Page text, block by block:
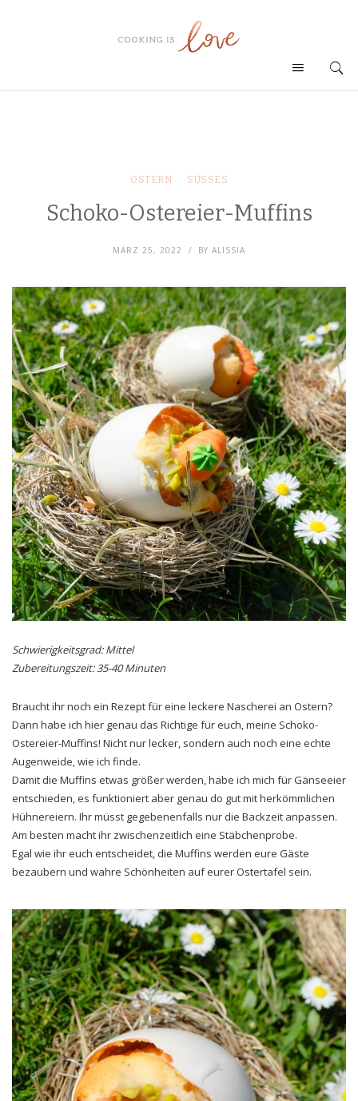
OSTERN SÜSSES
Schoko-Ostereier-Muffins
MÄRZ 25, 2022 BY ALISSIA
Schwierigkeitsgrad: Mittel
Zubereitungszeit: 35-40 Minuten
Braucht ihr noch ein Rezept für eine leckere Nascherei an Ostern?
Dann habe ich hier genau das Richtige für euch, meine Schoko-
Ostereier-Muffins! Nicht nur lecker, sondern auch noch eine echte
Augenweide, wie ich finde.
Damit die Muffins etwas größer werden, habe ich mich für Gänseeier
entschieden, es funktioniert aber genau do gut mit herkömmlichen
Hühnereiern. Ihr müsst gegebenenfalls nur die Backzeit anpassen.
Am besten macht ihr zwischenzeitlich eine Stäbchenprobe.
Egal wie ihr euch entscheidet, die Muffins werden eure Gäste
bezaubern und wahre Schönheiten auf eurer Ostertafel sein.